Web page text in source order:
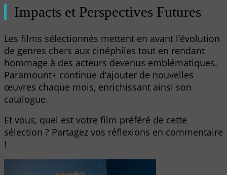
Impacts et Perspectives Futures
Les films sélectionnés mettent en avant l’évolution
de genres chers aux cinéphiles tout en rendant
hommage à des acteurs devenus emblématiques.
Paramount+ continue d’ajouter de nouvelles
œuvres chaque mois, enrichissant ainsi son
catalogue.
Et vous, quel est votre film préféré de cette
sélection ? Partagez vos réflexions en commentaire
!